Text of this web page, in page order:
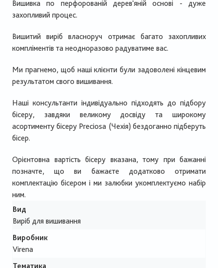
Вишивка по перфорованій дерев'яній основі - дуже
захопливий процес.
Вишитий виріб власноруч отримає багато захопливих
компліментів та неодноразово радуватиме вас.
Ми прагнемо, щоб наші клієнти були задоволені кінцевим
результатом свого вишивання.
Наші консультанти індивідуально підходять до підбору
бісеру, завдяки великому досвіду та широкому
асортименту бісеру Preciosa (Чехія) бездоганно підберуть
бісер.
Орієнтовна вартість бісеру вказана, тому при бажанні
позначте, що ви бажаєте додатково отримати
комплектацію бісером і ми залюбки укомплектуємо набір
ним.
Вид
Виріб для вишивання
Виробник
Virena
Тематика